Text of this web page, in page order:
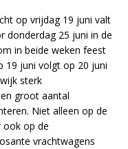
op vrijdag 19 juni valt
donderdag 25 juni in de
in beide weken feest
19 juni volgt op 20 juni
sterk
groot aantal
Niet alleen op de
ook op de
vrachtwagens